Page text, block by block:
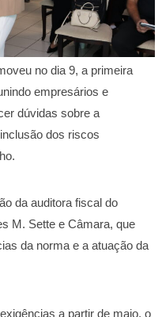
no dia 9, a primeira
empresários e
dúvidas sobre a
dos riscos
da auditora fiscal do
M. Sette e Câmara, que
da norma e a atuação da
a partir de maio, o